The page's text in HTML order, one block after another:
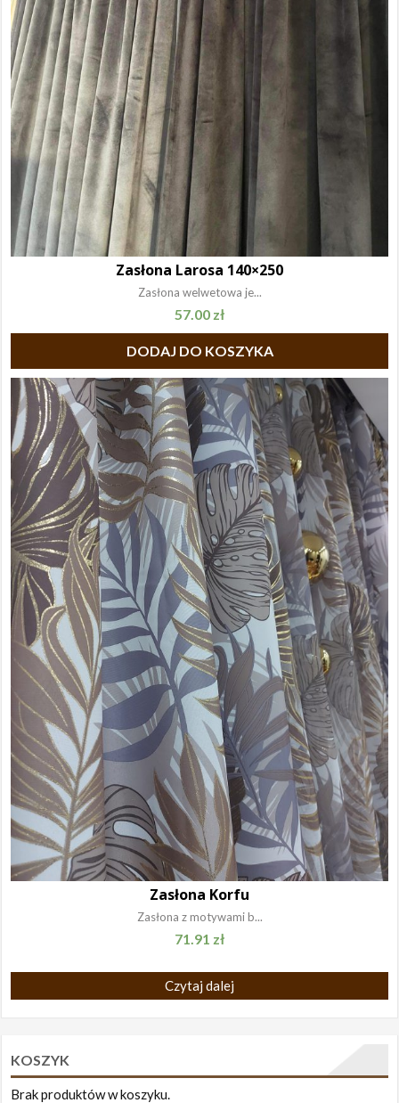
Zasłona Larosa 140×250
Zasłona welwetowa je...
57.00 zł
DODAJ DO KOSZYKA
Zasłona Korfu
Zasłona z motywami b...
71.91 zł
Czytaj dalej
KOSZYK
Brak produktów w koszyku.